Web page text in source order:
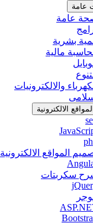
عامة
عامة
بشرية
مالية
والالكترونيات
اﻻلكترونية
المواقع الالكترونية
سكربتات